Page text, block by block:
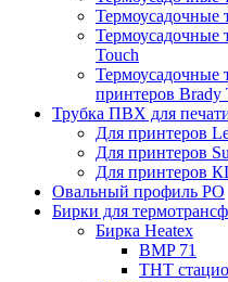
Термоусадочные
Термоусадочные
Touch
Термоусадочные
принтеров Brady
Трубка ПВХ для
Для принтеров
Для принтеров
Для принтеров
Овальный профиль PO
Бирки для
Бирка Heatex
BMP 71
THT